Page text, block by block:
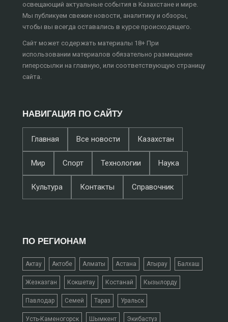
освещающий актуальные события в Казахстане и мире.
Мы публикуем свежие новости, аналитику и обзоры,
чтобы вы всегда оставались в курсе происходящего.
Сайт может содержать материалы 18+ При
использовании материалов обязательно размещение
гиперссылки на главную, или соответствующую страницу
сайта.
НАВИГАЦИЯ ПО САЙТУ
Главная Все новости Казахстан
Мир Спорт Технологии Наука
Культура Контакты Справочник
ПО РЕГИОНАМ
Актау Актобе Алматы Астана Атырау Балхаш
Жезказган Кокшетау Костанай Кызылорду
Павлодар Семей Тараз Уральск
Усть-Каменогорск Шымкент Экибастуз